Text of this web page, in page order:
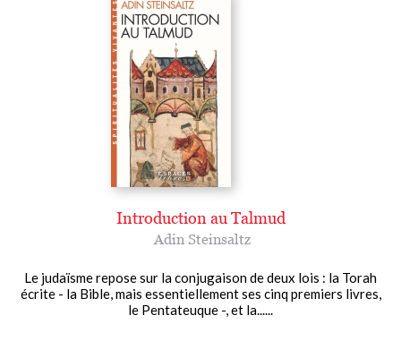
Introduction au Talmud
Adin Steinsaltz
Le judaïsme repose sur la conjugaison de deux lois : la Torah
écrite - la Bible, mais essentiellement ses cinq premiers livres,
le Pentateuque -, et la......